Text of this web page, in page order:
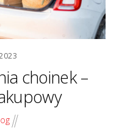
choinek –